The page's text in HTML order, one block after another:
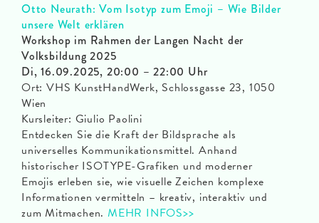
Otto Neurath: Vom Isotyp zum Emoji – Wie Bilder
unsere Welt erklären
Workshop im Rahmen der Langen Nacht der
Volksbildung 2025
Di, 16.09.2025, 20:00 – 22:00 Uhr
Ort: VHS KunstHandWerk, Schlossgasse 23, 1050
Wien
Kursleiter: Giulio Paolini
Entdecken Sie die Kraft der Bildsprache als
universelles Kommunikationsmittel. Anhand
historischer ISOTYPE-Grafiken und moderner
Emojis erleben sie, wie visuelle Zeichen komplexe
Informationen vermitteln – kreativ, interaktiv und
zum Mitmachen.MEHR INFOS>>